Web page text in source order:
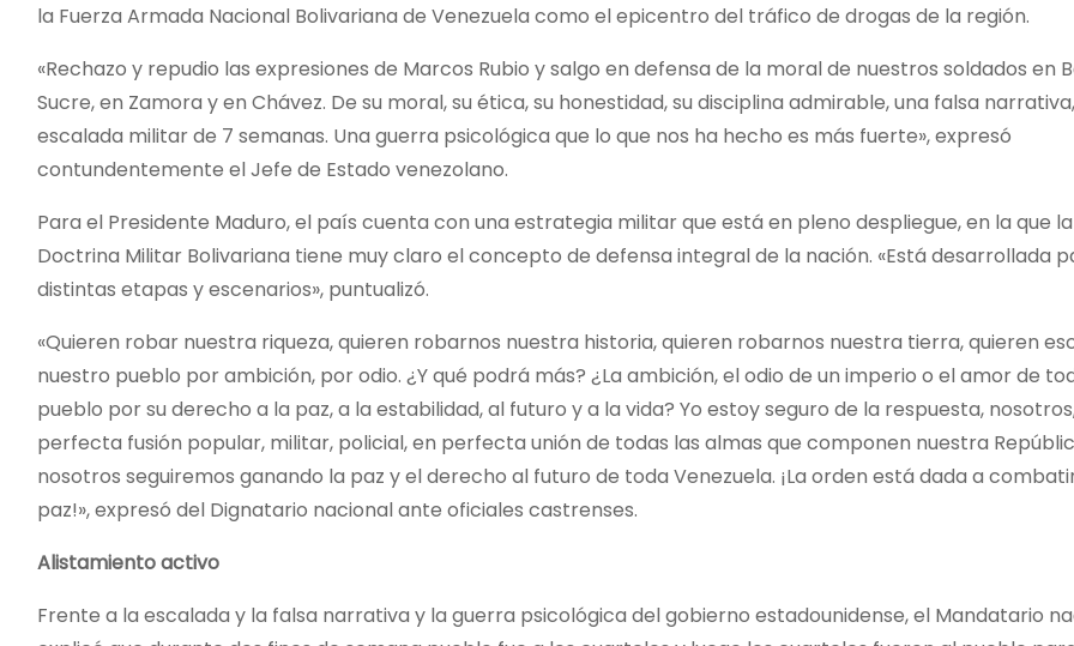
la Fuerza Armada Nacional Bolivariana de Venezuela como el epicentro del tráfico de drogas de la región.
«Rechazo y repudio las expresiones de Marcos Rubio y salgo en defensa de la moral de nuestros soldados en
Sucre, en Zamora y en Chávez. De su moral, su ética, su honestidad, su disciplina admirable, una falsa
escalada militar de 7 semanas. Una guerra psicológica que lo que nos ha hecho es más fuerte», expresó
contundentemente el Jefe de Estado venezolano.
Para el Presidente Maduro, el país cuenta con una estrategia militar que está en pleno despliegue, en la que
Doctrina Militar Bolivariana tiene muy claro el concepto de defensa integral de la nación. «Está desarrollada
distintas etapas y escenarios», puntualizó.
«Quieren robar nuestra riqueza, quieren robarnos nuestra historia, quieren robarnos nuestra tierra, quieren
nuestro pueblo por ambición, por odio. ¿Y qué podrá más? ¿La ambición, el odio de un imperio o el amor de
pueblo por su derecho a la paz, a la estabilidad, al futuro y a la vida? Yo estoy seguro de la respuesta,
perfecta fusión popular, militar, policial, en perfecta unión de todas las almas que componen nuestra
nosotros seguiremos ganando la paz y el derecho al futuro de toda Venezuela. ¡La orden está dada a
paz!», expresó del Dignatario nacional ante oficiales castrenses.
Alistamiento activo
Frente a la escalada y la falsa narrativa y la guerra psicológica del gobierno estadounidense, el Mandatario